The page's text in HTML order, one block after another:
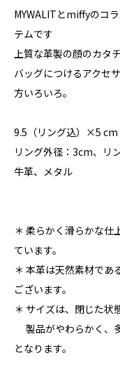
MYWALITとmiffyのコ
テムです
上質な革製の顔のカタ
バッグにつけるアクセ
方いろいろ。
9.5（リング込）×5 cm
リング外径：3cm、リ
牛革、メタル
＊ 柔らかく滑らかな仕
ています。
＊ 本革は天然素材であ
ございます。
＊ サイズは、閉じた状
製品がやわらかく、
となります。